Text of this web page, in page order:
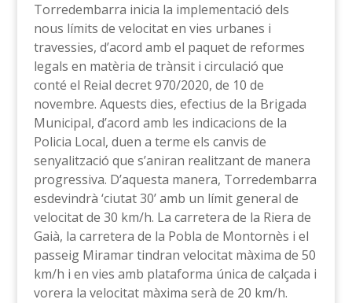
Torredembarra inicia la implementació dels
nous límits de velocitat en vies urbanes i
travessies, d’acord amb el paquet de reformes
legals en matèria de trànsit i circulació que
conté el Reial decret 970/2020, de 10 de
novembre. Aquests dies, efectius de la Brigada
Municipal, d’acord amb les indicacions de la
Policia Local, duen a terme els canvis de
senyalització que s’aniran realitzant de manera
progressiva. D’aquesta manera, Torredembarra
esdevindrà ‘ciutat 30’ amb un límit general de
velocitat de 30 km/h. La carretera de la Riera de
Gaià, la carretera de la Pobla de Montornès i el
passeig Miramar tindran velocitat màxima de 50
km/h i en vies amb plataforma única de calçada i
vorera la velocitat màxima serà de 20 km/h.